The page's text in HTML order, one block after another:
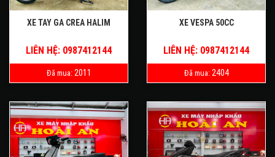
XE TAY GA CREA HALIM
LIÊN HỆ: 0987412144
Đã mua: 2011
XE VESPA 50CC
LIÊN HỆ: 0987412144
Đã mua: 2404